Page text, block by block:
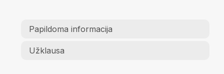
Papildoma informacija
Užklausa